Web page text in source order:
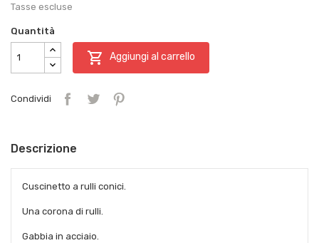
Tasse escluse
Quantità
 Aggiungi al carrello
Condividi
Descrizione
Cuscinetto a rulli conici.
Una corona di rulli.
Gabbia in acciaio.